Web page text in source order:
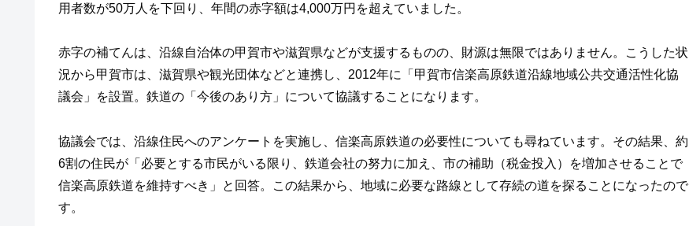
用者数が50万人を下回り、年間の赤字額は4,000万円を超えていました。
赤字の補てんは、沿線自治体の甲賀市や滋賀県などが支援するものの、財源は無限ではありません。こうした状
況から甲賀市は、滋賀県や観光団体などと連携し、2012年に「甲賀市信楽高原鉄道沿線地域公共交通活性化協
議会」を設置。鉄道の「今後のあり方」について協議することになります。
協議会では、沿線住民へのアンケートを実施し、信楽高原鉄道の必要性についても尋ねています。その結果、約
6割の住民が「必要とする市民がいる限り、鉄道会社の努力に加え、市の補助（税金投入）を増加させることで
信楽高原鉄道を維持すべき」と回答。この結果から、地域に必要な路線として存続の道を探ることになったので
す。